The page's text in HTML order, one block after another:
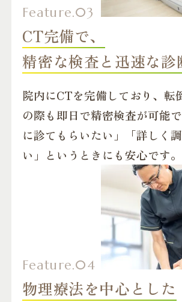
CT完備で、
精密な検査と迅速な診
院内にCTを完備しており、転
の際も即日で精密検査が可能
に診てもらいたい」「詳しく
い」というときにも安心です。
物理療法を中心とした